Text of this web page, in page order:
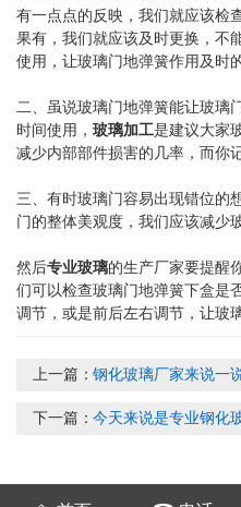
有一点点的反映，我们就应该检
果有，我们就应该及时更换，不
使用，让玻璃门地弹簧作用及时
二、虽说玻璃门地弹簧能让玻璃
时间使用， 玻璃加工是建议大家
减少内部部件损害的几率，而你
三、有时玻璃门容易出现错位的
门的整体美观度，我们应该减少
然后专业玻璃的生产厂家要提醒
们可以检查玻璃门地弹簧下盒是
调节，或是前后左右调节，让玻
上一篇：钢化玻璃厂家来说一
下一篇：今天来说是专业钢化